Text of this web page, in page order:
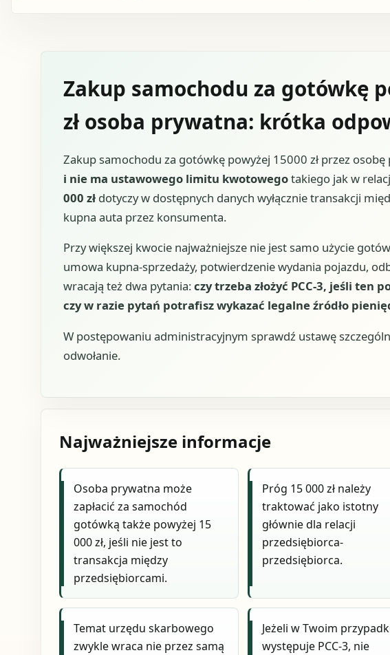
Zakup samochodu za gotówkę
zł osoba prywatna: krótka
Zakup samochodu za gotówkę powyżej 15000 zł przez
i nie ma ustawowego limitu kwotowegotakiego jak w
000 złdotyczy w dostępnych danych wyłącznie transakcji
kupna auta przez konsumenta.
Przy większej kwocie najważniejsze nie jest samo użycie
umowa kupna-sprzedaży, potwierdzenie wydania pojazdu,
wracają też dwa pytania:czy trzeba złożyć PCC-3, jeśli ten
czy w razie pytań potrafisz wykazać legalne źródło
W postępowaniu administracyjnym sprawdź ustawę
odwołanie.
Najważniejsze informacje
Osoba prywatna może
zapłacić za samochód
gotówką także powyżej 15
000 zł, jeśli nie jest to
transakcja między
przedsiębiorcami.
Próg 15 000 zł należy
traktować jako istotny
głównie dla relacji
przedsiębiorca-
przedsiębiorca.
Temat urzędu skarbowego
zwykle wraca nie przez samą
Jeżeli w Twoim
występuje PCC-3, nie